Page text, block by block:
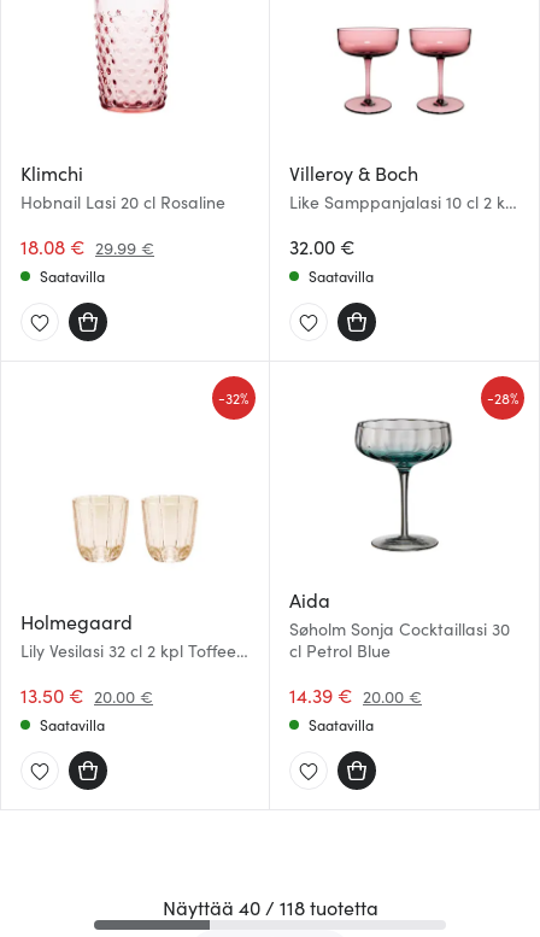
Klimchi
Hobnail Lasi 20 cl Rosaline
18.08 € 29.99 €
Saatavilla
Villeroy & Boch
Like Samppanjalasi 10 cl 2 kpl
32.00 €
Saatavilla
Holmegaard
Lily Vesilasi 32 cl 2 kpl Toffee
13.50 € 20.00 €
-32%
Saatavilla
Aida
Søholm Sonja Cocktaillasi 30
cl Petrol Blue
14.39 € 20.00 €
-28%
Saatavilla
Näyttää 40 / 118 tuotetta